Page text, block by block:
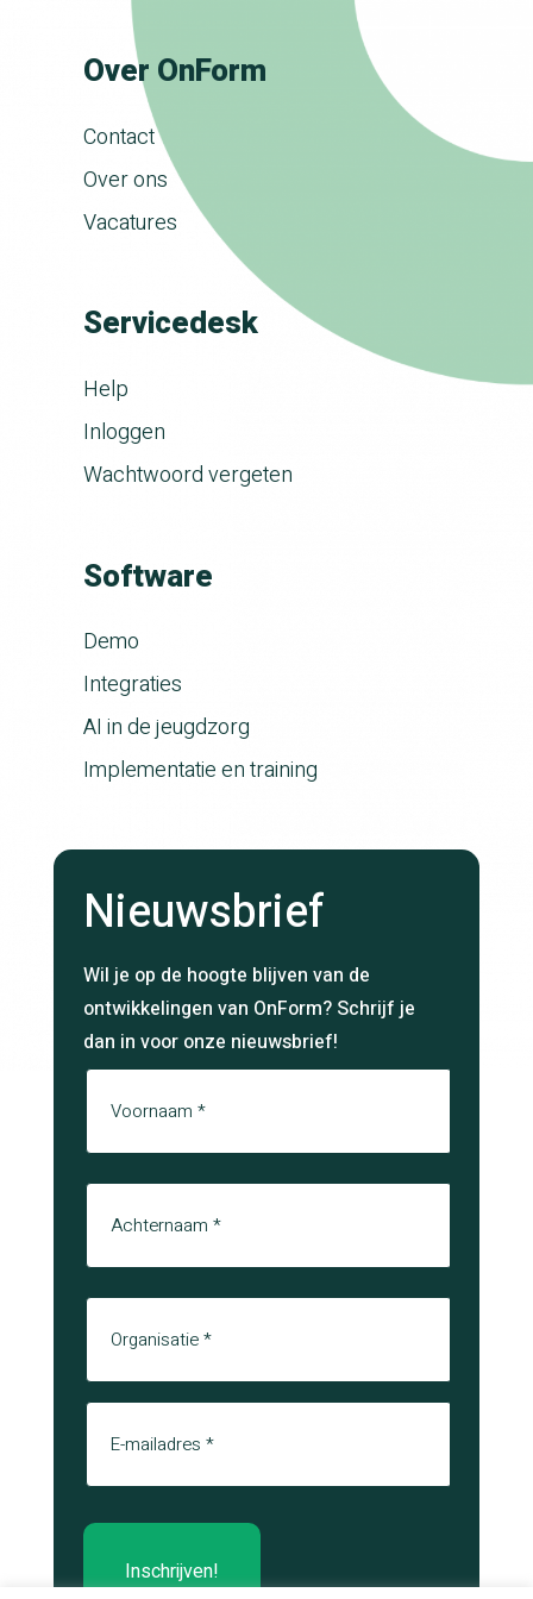
Over OnForm
Contact
Over ons
Vacatures
Servicedesk
Help
Inloggen
Wachtwoord vergeten
Software
Demo
Integraties
AI in de jeugdzorg
Implementatie en training
Nieuwsbrief
Wil je op de hoogte blijven van de
ontwikkelingen van OnForm? Schrijf je
dan in voor onze nieuwsbrief!
Naam
Voornaam
Achternaam
Organisatie
E-mail